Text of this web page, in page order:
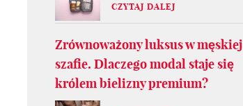
CZYTAJ DALEJ
Zrównoważony luksus w męskiej
szafie. Dlaczego modal staje się
królem bielizny premium?